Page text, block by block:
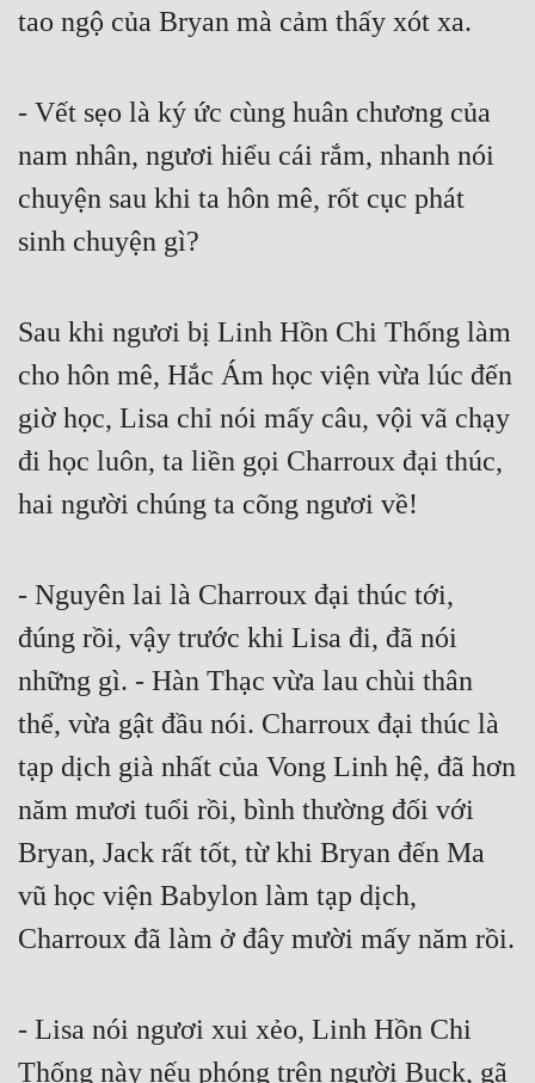
Tính Cách Nhân Vật :
Cơ Trí
Sát Phạt Quyết Đoán
tao ngộ của Bryan mà cảm thấy xót xa.
- Vết sẹo là ký ức cùng huân chương của
nam nhân, ngươi hiểu cái rắm, nhanh nói
chuyện sau khi ta hôn mê, rốt cục phát
sinh chuyện gì?
Sau khi ngươi bị Linh Hồn Chi Thống làm
cho hôn mê, Hắc Ám học viện vừa lúc đến
giờ học, Lisa chỉ nói mấy câu, vội vã chạy
đi học luôn, ta liền gọi Charroux đại thúc,
hai người chúng ta cõng ngươi về!
- Nguyên lai là Charroux đại thúc tới,
đúng rồi, vậy trước khi Lisa đi, đã nói
những gì. - Hàn Thạc vừa lau chùi thân
thể, vừa gật đầu nói. Charroux đại thúc là
tạp dịch già nhất của Vong Linh hệ, đã hơn
năm mươi tuổi rồi, bình thường đối với
Bryan, Jack rất tốt, từ khi Bryan đến Ma
vũ học viện Babylon làm tạp dịch,
Charroux đã làm ở đây mười mấy năm rồi.
- Lisa nói ngươi xui xẻo, Linh Hồn Chi
Thống này nếu phóng trên người Buck, gã